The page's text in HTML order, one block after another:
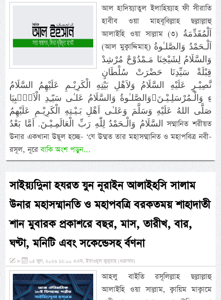
আল হাদিয়্যাতুল ইলাহিয়্যাহ ফী সীরাতি
হাবীব ওয়া মাহবূবিল্লাহ ছল্লাল্লাহু
আলাইহি ওয়া সাল্লাম (৩) اَلْمُقَدِّمَةُ
(আল মুক্বাদ্দিমাহ্) اَلْـحَمْدُ وَالصَّلـٰوةُ
وَالسَّلَامُ لِشَيْخِنَا مَـمْدُوْحْ مُرْشِدْ
قِبْلَةْ سَيِّدِنَا حَضْرَتْ سُلْطَانٍ
نَّصِيْـرٍ عَلَيْهِ السَّلَامُ وَلاَهْلِ بَيْتِهِ الْكَرِيْـمِ عَلَيْهِمُ السَّلَامُ
وَالصَّلـٰوةُ وَالسَّلَامُ عَلـٰى سَيّـِدِ الْاَنْۢبِيَاءِ وَالْـمُرْسَلِـيْـنَ
صَلَّى اللهُ عَلَيْهِ وَسَلَّمَ وَعَلـٰى اَهْلِ بَـيْـتِهِ الْكَرِيْـمِ عَلَيْهِمُ
السَّلَامُ وَالْـحَمْدُ لِلّٰهِ رَبِّ الْعَالَمِـيْـنَ. اَمَّا بَعْدُ সম্মানিত শরীয়ত
উনার একখানা উছূল হচ্ছে- ‘যে উম্মত তার মহাসম্মানিত ও মহাপবিত্র নবী-
রসূল, নূরেবাকি অংশ পড়ুন...
সাইয়্যদিুনা হযরত যুন নূরাইন আলাইহসি সালাম
উনার মহাসম্মানতি ও মহাপবত্রি বরকতময় শাহাদাতী
শান মুবারক প্রকাশরে বছর, মাস, তারীখ, বার,
ঘণ্টা, মনিটি এবং সকেন্ডেসহ র্বণনা
» ০৫ জুন, ২০২৬ ১২:০০ এএম, ইয়াওমুল জুমুয়াহ (শুক্রবার)
আহলু বাইতি রসূলিল্লাহ ছল্লাল্লাহু
আলাইহি ওয়া সাল্লাম, ক্বায়িম মাক্বামে